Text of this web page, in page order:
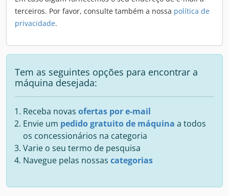
terceiros. Por favor, consulte também a nossa política de
privacidade.
Tem as seguintes opções para encontrar a
máquina desejada:
Receba novas ofertas por e-mail
Envie um pedido gratuito de máquina a todos
os concessionários na categoria
Varie o seu termo de pesquisa
Navegue pelas nossas categorias